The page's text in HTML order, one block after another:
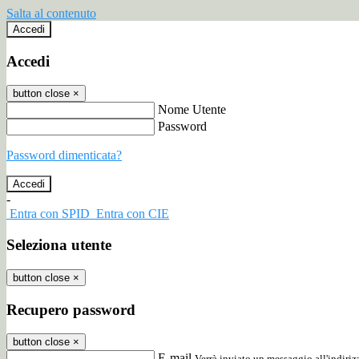
Salta al contenuto
Accedi
Accedi
button close ×
Nome Utente
Password
Password dimenticata?
-
Entra con SPID Entra con CIE
Seleziona utente
button close ×
Recupero password
button close ×